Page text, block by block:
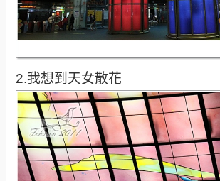
2.我想到天女散花